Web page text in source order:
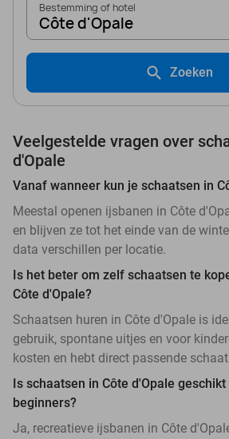
Bestemming of hotel
Côte d'Opale
Zoeken
Veelgestelde vragen over
d'Opale
Vanaf wanneer kun je schaatsen in
Meestal openen ijsbanen in Côte
en blijven ze tot het einde van de
data verschillen per locatie.
Is het beter om zelf schaatsen te
Côte d'Opale?
Schaatsen huren in Côte d'Opale is
gebruik, spontane uitjes en voor
kosten en hebt direct passende
Is schaatsen in Côte d'Opale
beginners?
Ja, recreatieve ijsbanen in Côte